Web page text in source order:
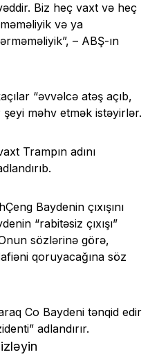
Biz heç vaxt və heç
və ya
– ABŞ-ın
“əvvəlcə atəş açıb,
məhv etmək istəyirlər.
Trampın adını
Baydenin çıxışını
“rabitəsiz çıxışı”
Onun sözlərinə görə,
qoruyacağına söz
Co Baydeni tənqid edir
adlandırır.